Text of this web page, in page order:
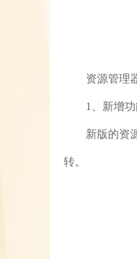
资源管理
1、新增功
新版的资
转。